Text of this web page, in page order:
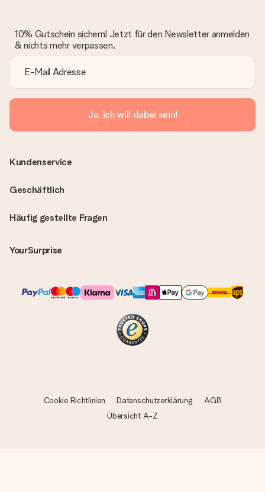
10% Gutschein sichern! Jetzt für den Newsletter anmelden
& nichts mehr verpassen.
Ja, ich will dabei sein!
Häufig gestellte Fragen
YourSurprise
Kundenservice
Geschäftlich
Cookie Richtlinien Datenschutzerklärung
AGB
Übersicht A-Z